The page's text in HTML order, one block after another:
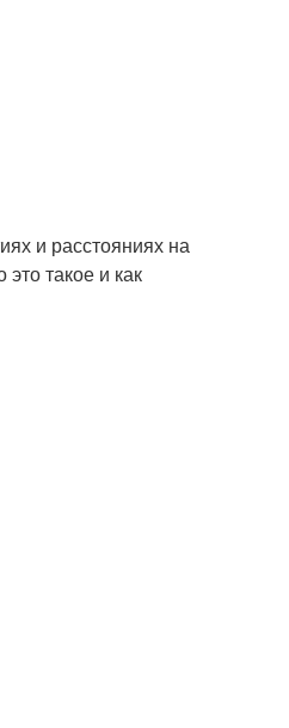
и расстояниях на
такое и как